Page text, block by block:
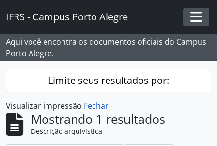
IFRS - Campus Porto Alegre
Aqui você encontra os documentos oficiais do Campus
Porto Alegre.
Limite seus resultados por:
Visualizar impressão Fechar
Mostrando 1 resultados
Descrição arquivística